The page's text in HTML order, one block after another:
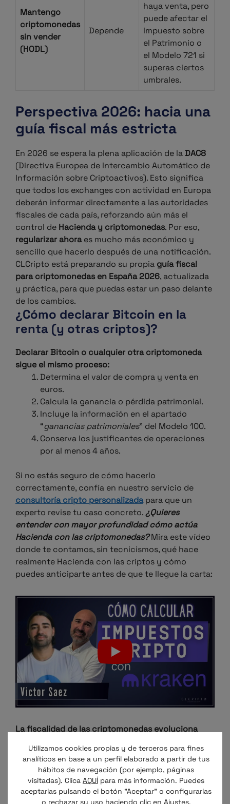
Mantengo
criptomonedas
sin vender
(HODL)
Depende
haya venta, pero
puede afectar el
Impuesto sobre
el Patrimonio o
el Modelo 721 si
superas ciertos
umbrales.
Perspectiva 2026: hacia una
guía fiscal más estricta
En 2026 se espera la plena aplicación de laDAC8
(Directiva Europea de Intercambio Automático de
Información sobre Criptoactivos). Esto significa
que todos los exchanges con actividad en Europa
deberán informar directamente a las autoridades
fiscales de cada país, reforzando aún más el
control de Hacienda y criptomonedas. Por eso,
regularizar ahoraes mucho más económico y
sencillo que hacerlo después de una notificación.
CLCripto está preparando su propia guía fiscal
para criptomonedas en España 2026, actualizada
y práctica, para que puedas estar un paso delante
de los cambios.
¿Cómo declarar Bitcoin en la
renta (y otras criptos)?
Declarar Bitcoin o cualquier otra criptomoneda
sigue el mismo proceso:
Determina el valor de compra y venta en
euros.
Calcula la ganancia o pérdida patrimonial.
Incluye la información en el apartado
“ganancias patrimoniales” del Modelo 100.
Conserva los justificantes de operaciones
por al menos 4 años.
Si no estás seguro de cómo hacerlo
correctamente, confía en nuestro servicio de
consultoría cripto personalizadapara que un
experto revise tu caso concreto. ¿Quieres
entender con mayor profundidad cómo actúa
Hacienda con las criptomonedas? Mira este vídeo
donde te contamos, sin tecnicismos, qué hace
realmente Hacienda con las criptos y cómo
puedes anticiparte antes de que te llegue la carta:
La fiscalidad de las criptomonedas evoluciona
de temer a Hacienda, sino de entender cómo
funciona el sistema y actuar con estrategia. Si no
has declarado tus criptoactivos, ahora es el
momento deregularizar tus criptomonedascon
Utilizamos cookies propias y de terceros para fines
analíticos en base a un perfil elaborado a partir de tus
hábitos de navegación (por ejemplo, páginas
visitadas). Clica AQUÍ para más información. Puedes
aceptarlas pulsando el botón "Aceptar" o configurarlas
o rechazar su uso haciendo clic en Ajustes.